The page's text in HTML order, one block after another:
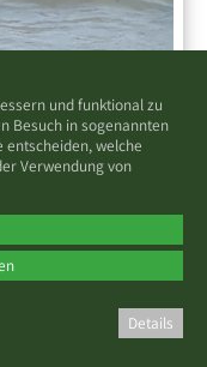
und funktional zu
Besuch in sogenannten
entscheiden, welche
Verwendung von
Details
du bist, nur
liebst,